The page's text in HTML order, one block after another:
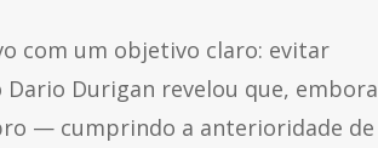
com um objetivo claro: evitar
Durigan revelou que, embora
— cumprindo a anterioridade de